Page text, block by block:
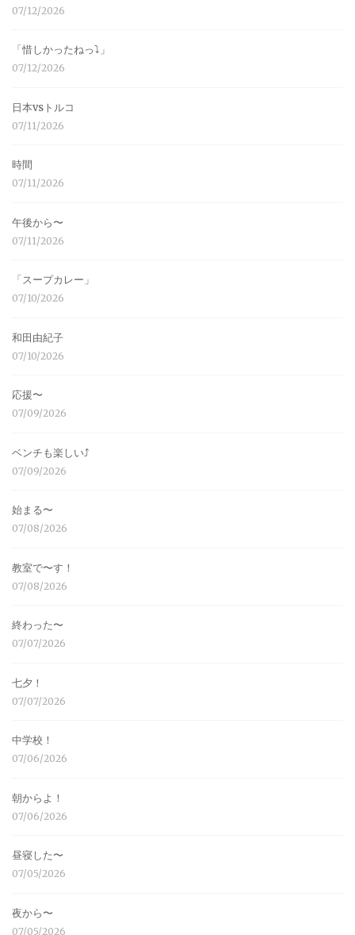
07/12/2026
「惜しかったねっ⤵︎」
07/12/2026
日本vsトルコ
07/11/2026
時間
07/11/2026
午後から〜
07/11/2026
「スープカレー」
07/10/2026
和田由紀子
07/10/2026
応援〜
07/09/2026
ベンチも楽しい⤴︎
07/09/2026
始まる〜
07/08/2026
教室で〜す！
07/08/2026
終わった〜
07/07/2026
七夕！
07/07/2026
中学校！
07/06/2026
朝からよ！
07/06/2026
昼寝した〜
07/05/2026
夜から〜
07/05/2026